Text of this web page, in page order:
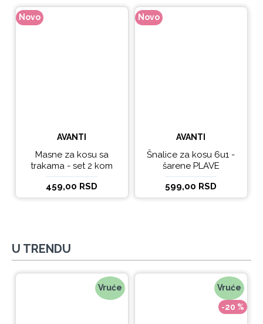
Novo
AVANTI
Masne za kosu sa
trakama - set 2 kom
459,00 RSD
Novo
AVANTI
Šnalice za kosu 6u1 -
šarene PLAVE
599,00 RSD
U TRENDU
Vruće Vruće
-20 %